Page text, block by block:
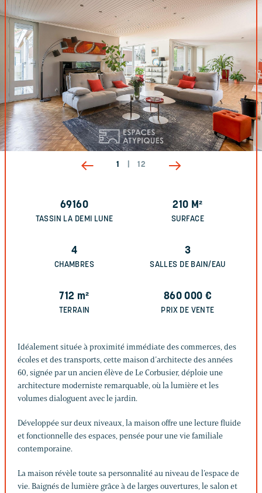
1 12
69160
TASSIN LA DEMI LUNE
210 M²
SURFACE
4
CHAMBRES
3
SALLES DE BAIN/EAU
712 m²
TERRAIN
860 000 €
PRIX DE VENTE
Idéalement située à proximité immédiate des commerces, des
écoles et des transports, cette maison d’architecte des années
60, signée par un ancien élève de Le Corbusier, déploie une
architecture moderniste remarquable, où la lumière et les
volumes dialoguent avec le jardin.
Développée sur deux niveaux, la maison offre une lecture fluide
et fonctionnelle des espaces, pensée pour une vie familiale
contemporaine.
La maison révèle toute sa personnalité au niveau de l’espace de
vie. Baignés de lumière grâce à de larges ouvertures, le salon et